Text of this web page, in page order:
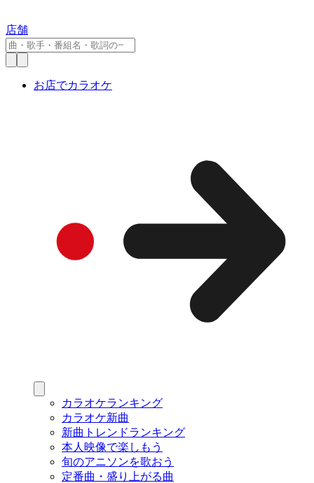
店舗
お店でカラオケ
カラオケランキング
カラオケ新曲
新曲トレンドランキング
本人映像で楽しもう
旬のアニソンを歌おう
定番曲・盛り上がる曲